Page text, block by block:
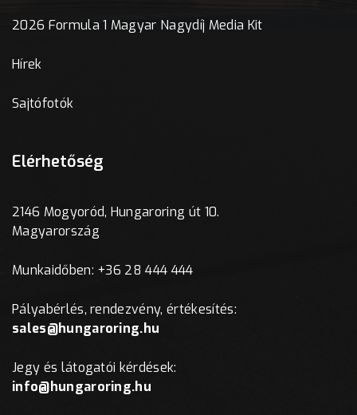
2026 Formula 1 Magyar Nagydíj Media Kit
Hírek
Sajtófotók
Elérhetőség
2146 Mogyoród, Hungaroring út 10.
Magyarország
Munkaidőben: +36 28 444 444
Pályabérlés, rendezvény, értékesítés:
sales@hungaroring.hu
Jegy és látogatói kérdések:
info@hungaroring.hu